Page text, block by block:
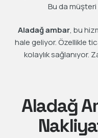
Bu da müşteri
Aladağ ambar, bu
hale geliyor. Özellikle
kolaylık sağlanıyor.
Aladağ